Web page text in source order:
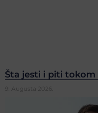
Šta jesti i piti
9. Augusta 2026.